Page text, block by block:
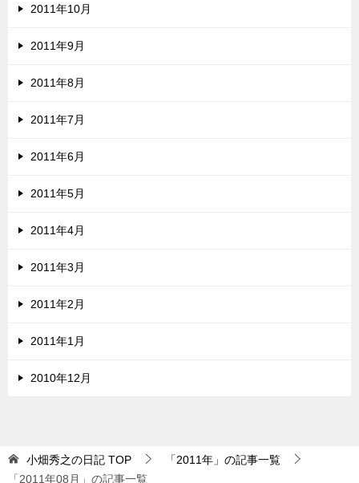
2011年10月
2011年9月
2011年8月
2011年7月
2011年6月
2011年5月
2011年4月
2011年3月
2011年2月
2011年1月
2010年12月
小畑秀之の日記 TOP
「2011年」の記事一覧
「2011年08月」の記事一覧